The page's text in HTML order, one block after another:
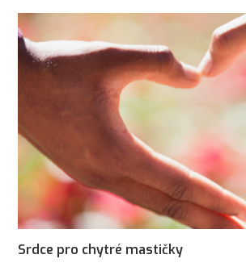
Srdce pro chytré mastičky